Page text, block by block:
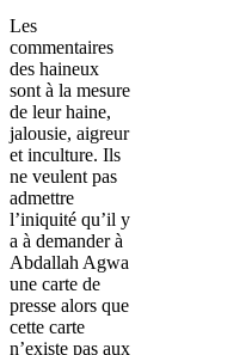
Les
commentaires
des haineux
sont à la mesure
de leur haine,
jalousie, aigreur
et inculture. Ils
ne veulent pas
admettre
l’iniquité qu’il y
a à demander à
Abdallah Agwa
une carte de
presse alors que
cette carte
n’existe pas aux